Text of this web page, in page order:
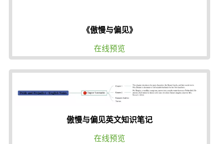
《傲慢与偏见》
在线预览
傲慢与偏见英文知识笔记
在线预览